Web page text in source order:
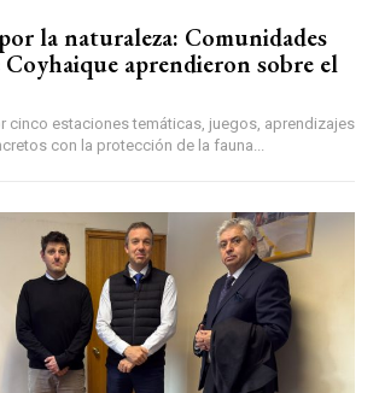
la naturaleza: Comunidades
Coyhaique aprendieron sobre el
cinco estaciones temáticas, juegos, aprendizajes
con la protección de la fauna...